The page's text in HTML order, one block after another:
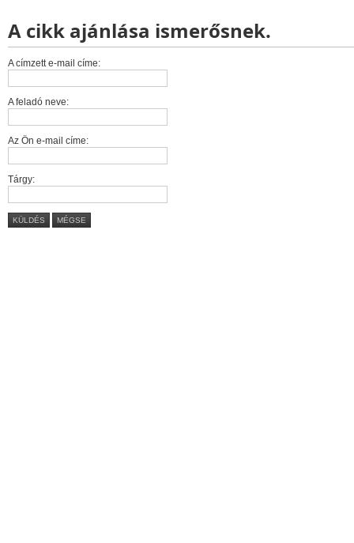
A cikk ajánlása ismerősnek.
A címzett e-mail címe:
A feladó neve:
Az Ön e-mail címe:
Tárgy:
KÜLDÉS MÉGSE